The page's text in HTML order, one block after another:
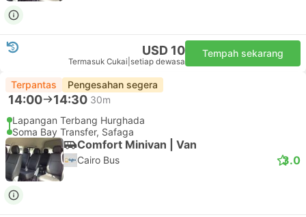
USD 10
Termasuk Cukai setiap dewasa
Tempah sekarang
Terpantas Pengesahan segera
14:00 14:30 30m
Lapangan Terbang Hurghada
Soma Bay Transfer, Safaga
Comfort Minivan | Van
Cairo Bus 3.0